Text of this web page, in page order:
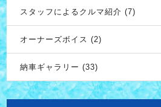
スタッフによるクルマ紹介 (7)
オーナーズボイス (2)
納車ギャラリー (33)